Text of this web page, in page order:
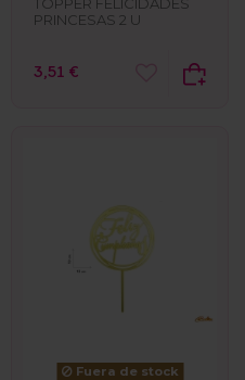
TOPPER FELICIDADES
PRINCESAS 2 U
3,51 €
Fuera de stock